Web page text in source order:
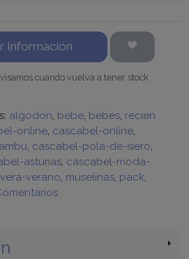
Información
cuando vuelva a tener stock
algodón bebe bebes recien
online cascabel-online
cascabel-pola-de-siero
asturias cascabel-moda-
verano muselinas pack